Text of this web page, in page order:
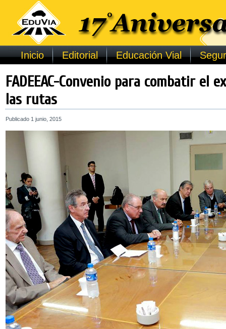
Inicio Editorial Educación Vial
FADEEAC-Convenio para combatir el
las rutas
Publicado 1 junio, 2015